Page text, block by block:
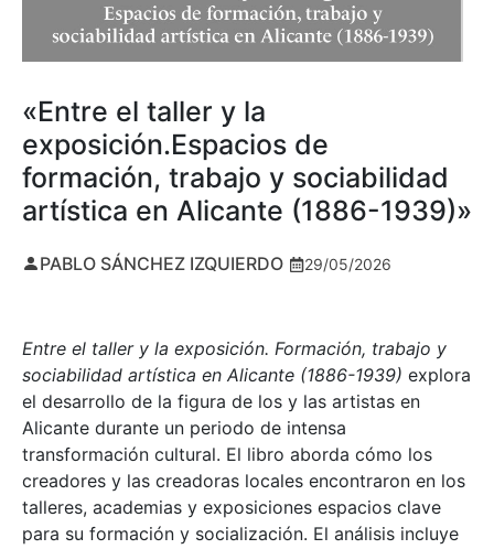
«Entre el taller y la
exposición.Espacios de
formación, trabajo y sociabilidad
artística en Alicante (1886-1939)»
PABLO SÁNCHEZ IZQUIERDO 29/05/2026
Entre el taller y la exposición. Formación, trabajo y
sociabilidad artística en Alicante (1886-1939) explora
el desarrollo de la figura de los y las artistas en
Alicante durante un periodo de intensa
transformación cultural. El libro aborda cómo los
creadores y las creadoras locales encontraron en los
talleres, academias y exposiciones espacios clave
para su formación y socialización. El análisis incluye